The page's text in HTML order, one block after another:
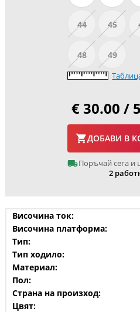
44 45
48 49
€ 30.00 /
ДОБАВИ В
Поръчай сега
2
Височина ток:
Височина платформа:
Тип:
Тип ходило:
Материал:
Пол:
Страна на произход:
Цвят: